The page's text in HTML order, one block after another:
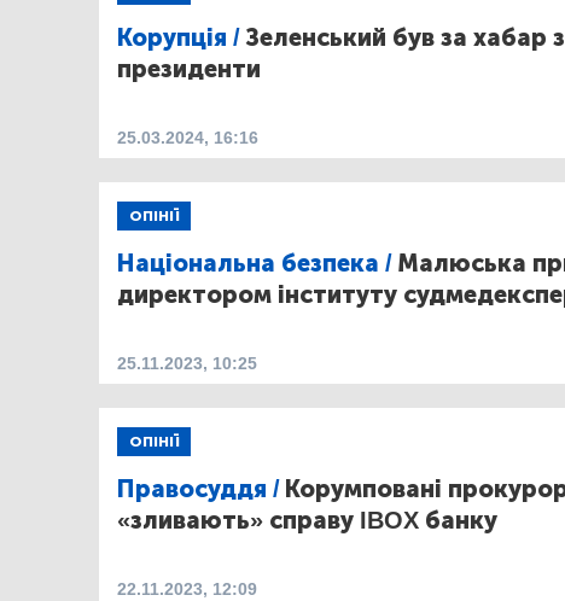
Корупція / Зеленський був за
президенти
25.03.2024, 16:16
ОПІНІЇ
Національна безпека / Малюська
директором інституту
25.11.2023, 10:25
ОПІНІЇ
Правосуддя / Корумповані
«зливають» справу IBOX банку
22.11.2023, 12:09